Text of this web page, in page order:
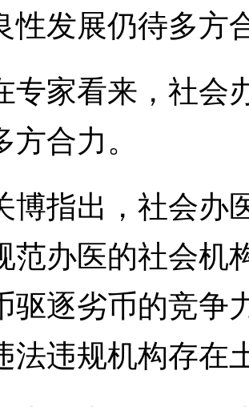
发展仍待多方
家看来，社会
合力。
指出，社会办
范办医的社会机
驱逐劣币的竞争
法违规机构存在